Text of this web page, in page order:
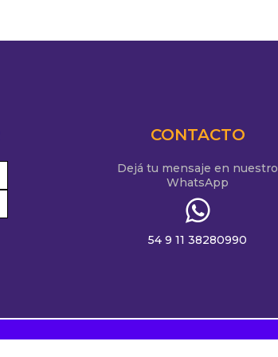
CONTACTO
Dejá tu mensaje en nuestro
WhatsApp
54 9 11 38280990